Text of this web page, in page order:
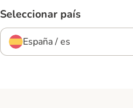
Seleccionar país
España / es